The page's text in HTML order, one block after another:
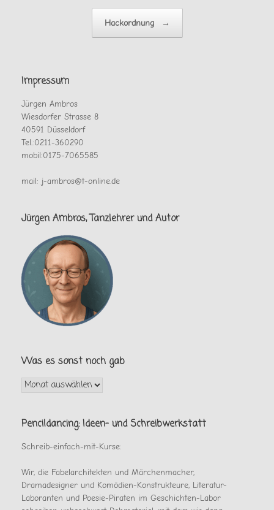
Hackordnung →
Impressum
Jürgen Ambros
Wiesdorfer Strasse 8
40591 Düsseldorf
Tel.:0211-360290
mobil:0175-7065585
mail: j-ambros@t-online.de
Jürgen Ambros, Tanzlehrer und Autor
Was es sonst noch gab
Was
es
noch
Pencildancing: Ideen- und Schreibwerkstatt
Schreib-einfach-mit-Kurse:
Wir, die Fabelarchitekten und Märchenmacher,
Dramadesigner und Komödien-Konstrukteure, Literatur-
Laboranten und Poesie-Piraten im Geschichten-Labor